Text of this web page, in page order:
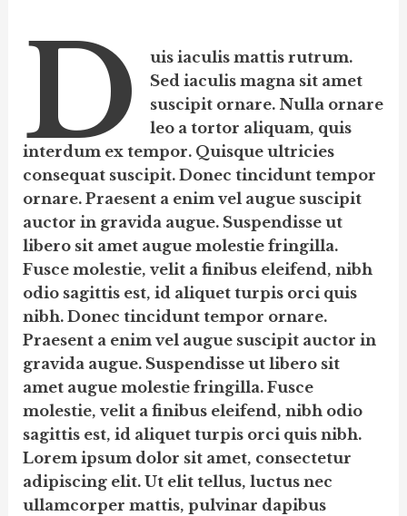
D
uis iaculis mattis rutrum.
Sed iaculis magna sit amet
suscipit ornare. Nulla ornare
leo a tortor aliquam, quis
interdum ex tempor. Quisque ultricies
consequat suscipit. Donec tincidunt tempor
ornare. Praesent a enim vel augue suscipit
auctor in gravida augue. Suspendisse ut
libero sit amet augue molestie fringilla.
Fusce molestie, velit a finibus eleifend, nibh
odio sagittis est, id aliquet turpis orci quis
nibh. Donec tincidunt tempor ornare.
Praesent a enim vel augue suscipit auctor in
gravida augue. Suspendisse ut libero sit
amet augue molestie fringilla. Fusce
molestie, velit a finibus eleifend, nibh odio
sagittis est, id aliquet turpis orci quis nibh.
Lorem ipsum dolor sit amet, consectetur
adipiscing elit. Ut elit tellus, luctus nec
ullamcorper mattis, pulvinar dapibus